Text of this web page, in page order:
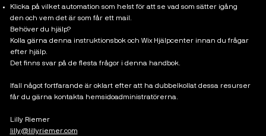
Klicka på vilket automation som helst för att se vad som sätter igång
den och vem det är som får ett mail.
Behöver du hjälp?
Kolla gärna denna instruktionsbok och Wix Hjälpcenter innan du frågar
efter hjälp.
Det finns svar på de flesta frågor i denna handbok.
Ifall något fortfarande är oklart efter att ha dubbelkollat dessa resurser
får du gärna kontakta hemsidoadministratörerna.
Lilly Riemer
lilly@lillyriemer.com